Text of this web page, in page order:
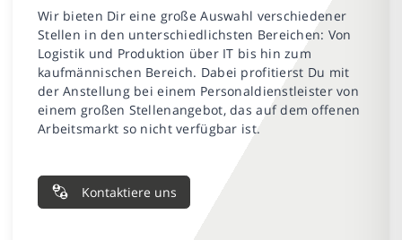
Wir bieten Dir eine große Auswahl verschiedener
Stellen in den unterschiedlichsten Bereichen: Von
Logistik und Produktion über IT bis hin zum
kaufmännischen Bereich. Dabei profitierst Du mit
der Anstellung bei einem Personaldienstleister von
einem großen Stellenangebot, das auf dem offenen
Arbeitsmarkt so nicht verfügbar ist.
Kontaktiere uns